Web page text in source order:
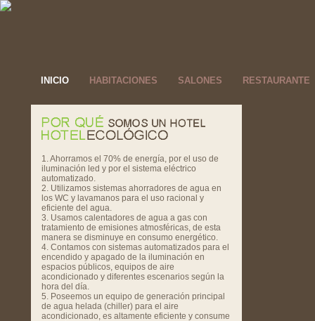
INICIO HABITACIONES SALONES RESTAURANTE
1. Ahorramos el 70% de energía, por el uso de
iluminación led y por el sistema eléctrico
automatizado.
2. Utilizamos sistemas ahorradores de agua en
los WC y lavamanos para el uso racional y
eficiente del agua.
3. Usamos calentadores de agua a gas con
tratamiento de emisiones atmosféricas, de esta
manera se disminuye en consumo energético.
4. Contamos con sistemas automatizados para el
encendido y apagado de la iluminación en
espacios públicos, equipos de aire
acondicionado y diferentes escenarios según la
hora del día.
5. Poseemos un equipo de generación principal
de agua helada (chiller) para el aire
acondicionado, es altamente eficiente y consume